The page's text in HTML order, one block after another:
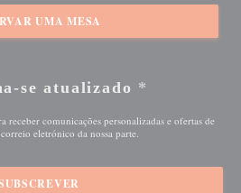
UMA MESA
se atualizado *
receber comunicações personalizadas e ofertas de
eletrónico da nossa parte.